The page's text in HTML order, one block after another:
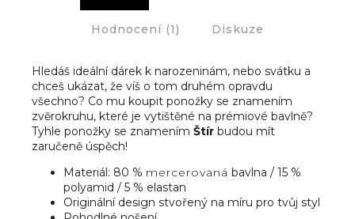
Hodnocení (1) Diskuze
Hledáš ideální dárek k narozeninám, nebo svátku a
chceš ukázat, že víš o tom druhém opravdu
všechno? Co mu koupit ponožky se znamením
zvěrokruhu, které je vytištěné na prémiové bavlně?
Tyhle ponožky se znamením Štír budou mít
zaručeně úspěch!
Materiál: 80 % mercerovaná bavlna / 15 %
polyamid / 5 % elastan
Originální design stvořený na míru pro tvůj styl